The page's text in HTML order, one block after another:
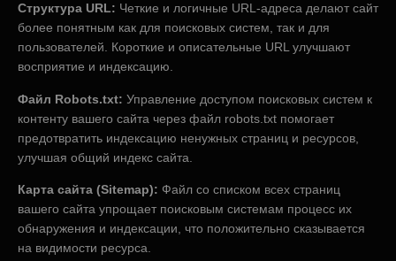
Структура URL: Четкие и логичные URL-адреса делают сайт
более понятным как для поисковых систем, так и для
пользователей. Короткие и описательные URL улучшают
восприятие и индексацию.
Файл Robots.txt: Управление доступом поисковых систем к
контенту вашего сайта через файл robots.txt помогает
предотвратить индексацию ненужных страниц и ресурсов,
улучшая общий индекс сайта.
Карта сайта (Sitemap): Файл со списком всех страниц
вашего сайта упрощает поисковым системам процесс их
обнаружения и индексации, что положительно сказывается
на видимости ресурса.